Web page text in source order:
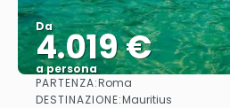
Da
4.019 €
a persona
PARTENZA:Roma
DESTINAZIONE:Mauritius